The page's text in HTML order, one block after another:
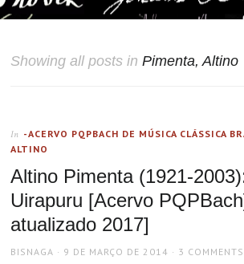
Showing all posts inPimenta, Altino
In -ACERVO PQPBACH DE MÚSICA CLÁSSICA
ALTINO
Altino Pimenta (1921-
Uirapuru [Acervo
atualizado 2017]
AUTHOR
BISNAGA
POSTED
9 DE MARÇO DE 2014 3 COMMENTS